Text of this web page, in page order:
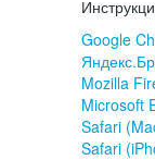
Google
Mozilla
Microsoft
Safari
Safari